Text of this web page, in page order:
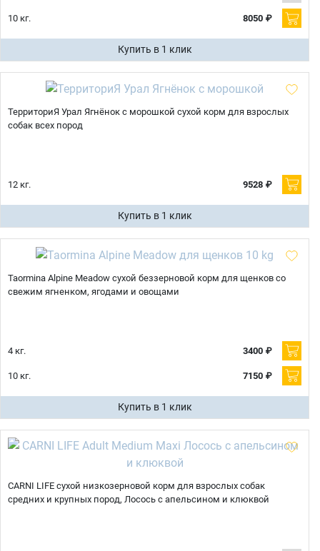
10 кг. 8050 ₽
Купить в 1 клик
ТерриториЯ Урал Ягнёнок с морошкой сухой корм для взрослых
собак всех пород
12 кг. 9528 ₽
Купить в 1 клик
Taormina Alpine Meadow сухой беззерновой корм для щенков cо
свежим ягненком, ягодами и овощами
4 кг. 3400 ₽
10 кг. 7150 ₽
Купить в 1 клик
CARNI LIFE сухой низкозерновой корм для взрослых собак
средних и крупных пород, Лосось с апельсином и клюквой